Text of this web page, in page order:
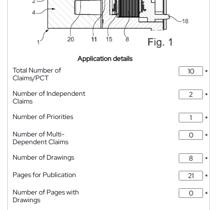
Application details
Total Number of
Claims/PCT
*
Number of Independent
Claims
*
Number of Priorities
*
Number of Multi-
Dependent Claims
*
Number of Drawings
*
Pages for Publication
*
Number of Pages with
Drawings
*